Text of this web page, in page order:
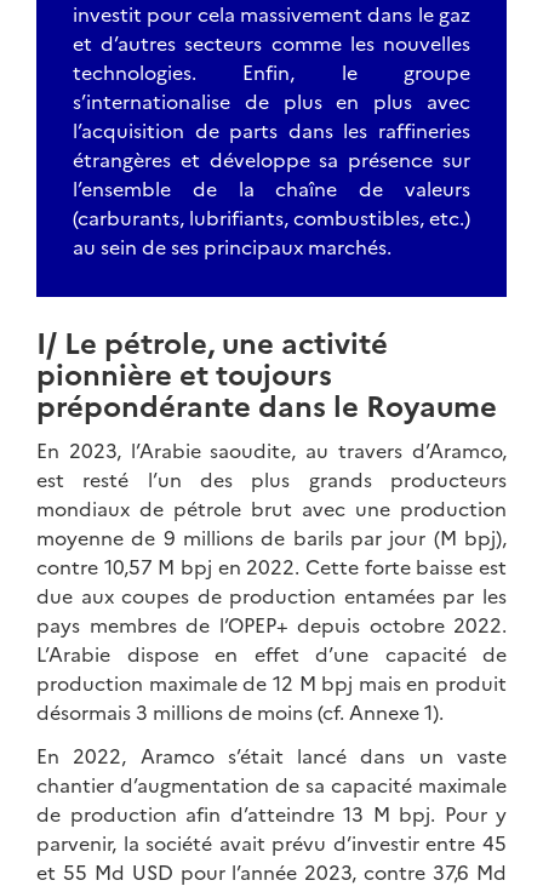
investit pour cela massivement dans le gaz
et d’autres secteurs comme les nouvelles
technologies. Enfin, le groupe
s’internationalise de plus en plus avec
l’acquisition de parts dans les raffineries
étrangères et développe sa présence sur
l’ensemble de la chaîne de valeurs
(carburants, lubrifiants, combustibles, etc.)
au sein de ses principaux marchés.
I/ Le pétrole, une activité
pionnière et toujours
prépondérante dans le Royaume
En 2023, l’Arabie saoudite, au travers d’Aramco,
est resté l’un des plus grands producteurs
mondiaux de pétrole brut avec une production
moyenne de 9 millions de barils par jour (M bpj),
contre 10,57 M bpj en 2022. Cette forte baisse est
due aux coupes de production entamées par les
pays membres de l’OPEP+ depuis octobre 2022.
L’Arabie dispose en effet d’une capacité de
production maximale de 12 M bpj mais en produit
désormais 3 millions de moins (cf. Annexe 1).
En 2022, Aramco s’était lancé dans un vaste
chantier d’augmentation de sa capacité maximale
de production afin d’atteindre 13 M bpj. Pour y
parvenir, la société avait prévu d’investir entre 45
et 55 Md USD pour l’année 2023, contre 37,6 Md